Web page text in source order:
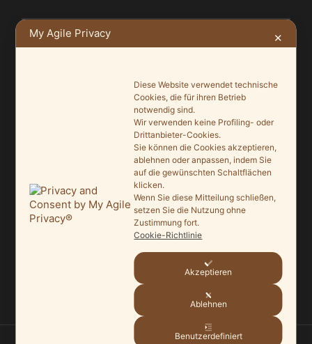
Ein Leuchtturmprojekt für mehr Artenvielfalt
Saisonauftakt nach Maß im Grönegau-Museum
Melle punktet beim „Tag des offenen Denkmals“
27. September 2025
Ein Schaufenster der Denkmalpflege
Mit vergrößertem Führungsteam in die Zukunft
My Agile Privacy ✕
Diese Website verwendet technische
Cookies, die für ihren Betrieb
notwendig sind.
Wir verwenden keine Profiling- oder
Drittanbieter-Cookies.
Sie können die Cookies akzeptieren,
ablehnen oder anpassen, indem Sie
auf die gewünschten Schaltflächen
klicken.
Wenn Sie diese Mitteilung schließen,
setzen Sie die Nutzung ohne
Zustimmung fort.
Cookie-Richtlinie
Akzeptieren
Ablehnen
Benutzerdefiniert